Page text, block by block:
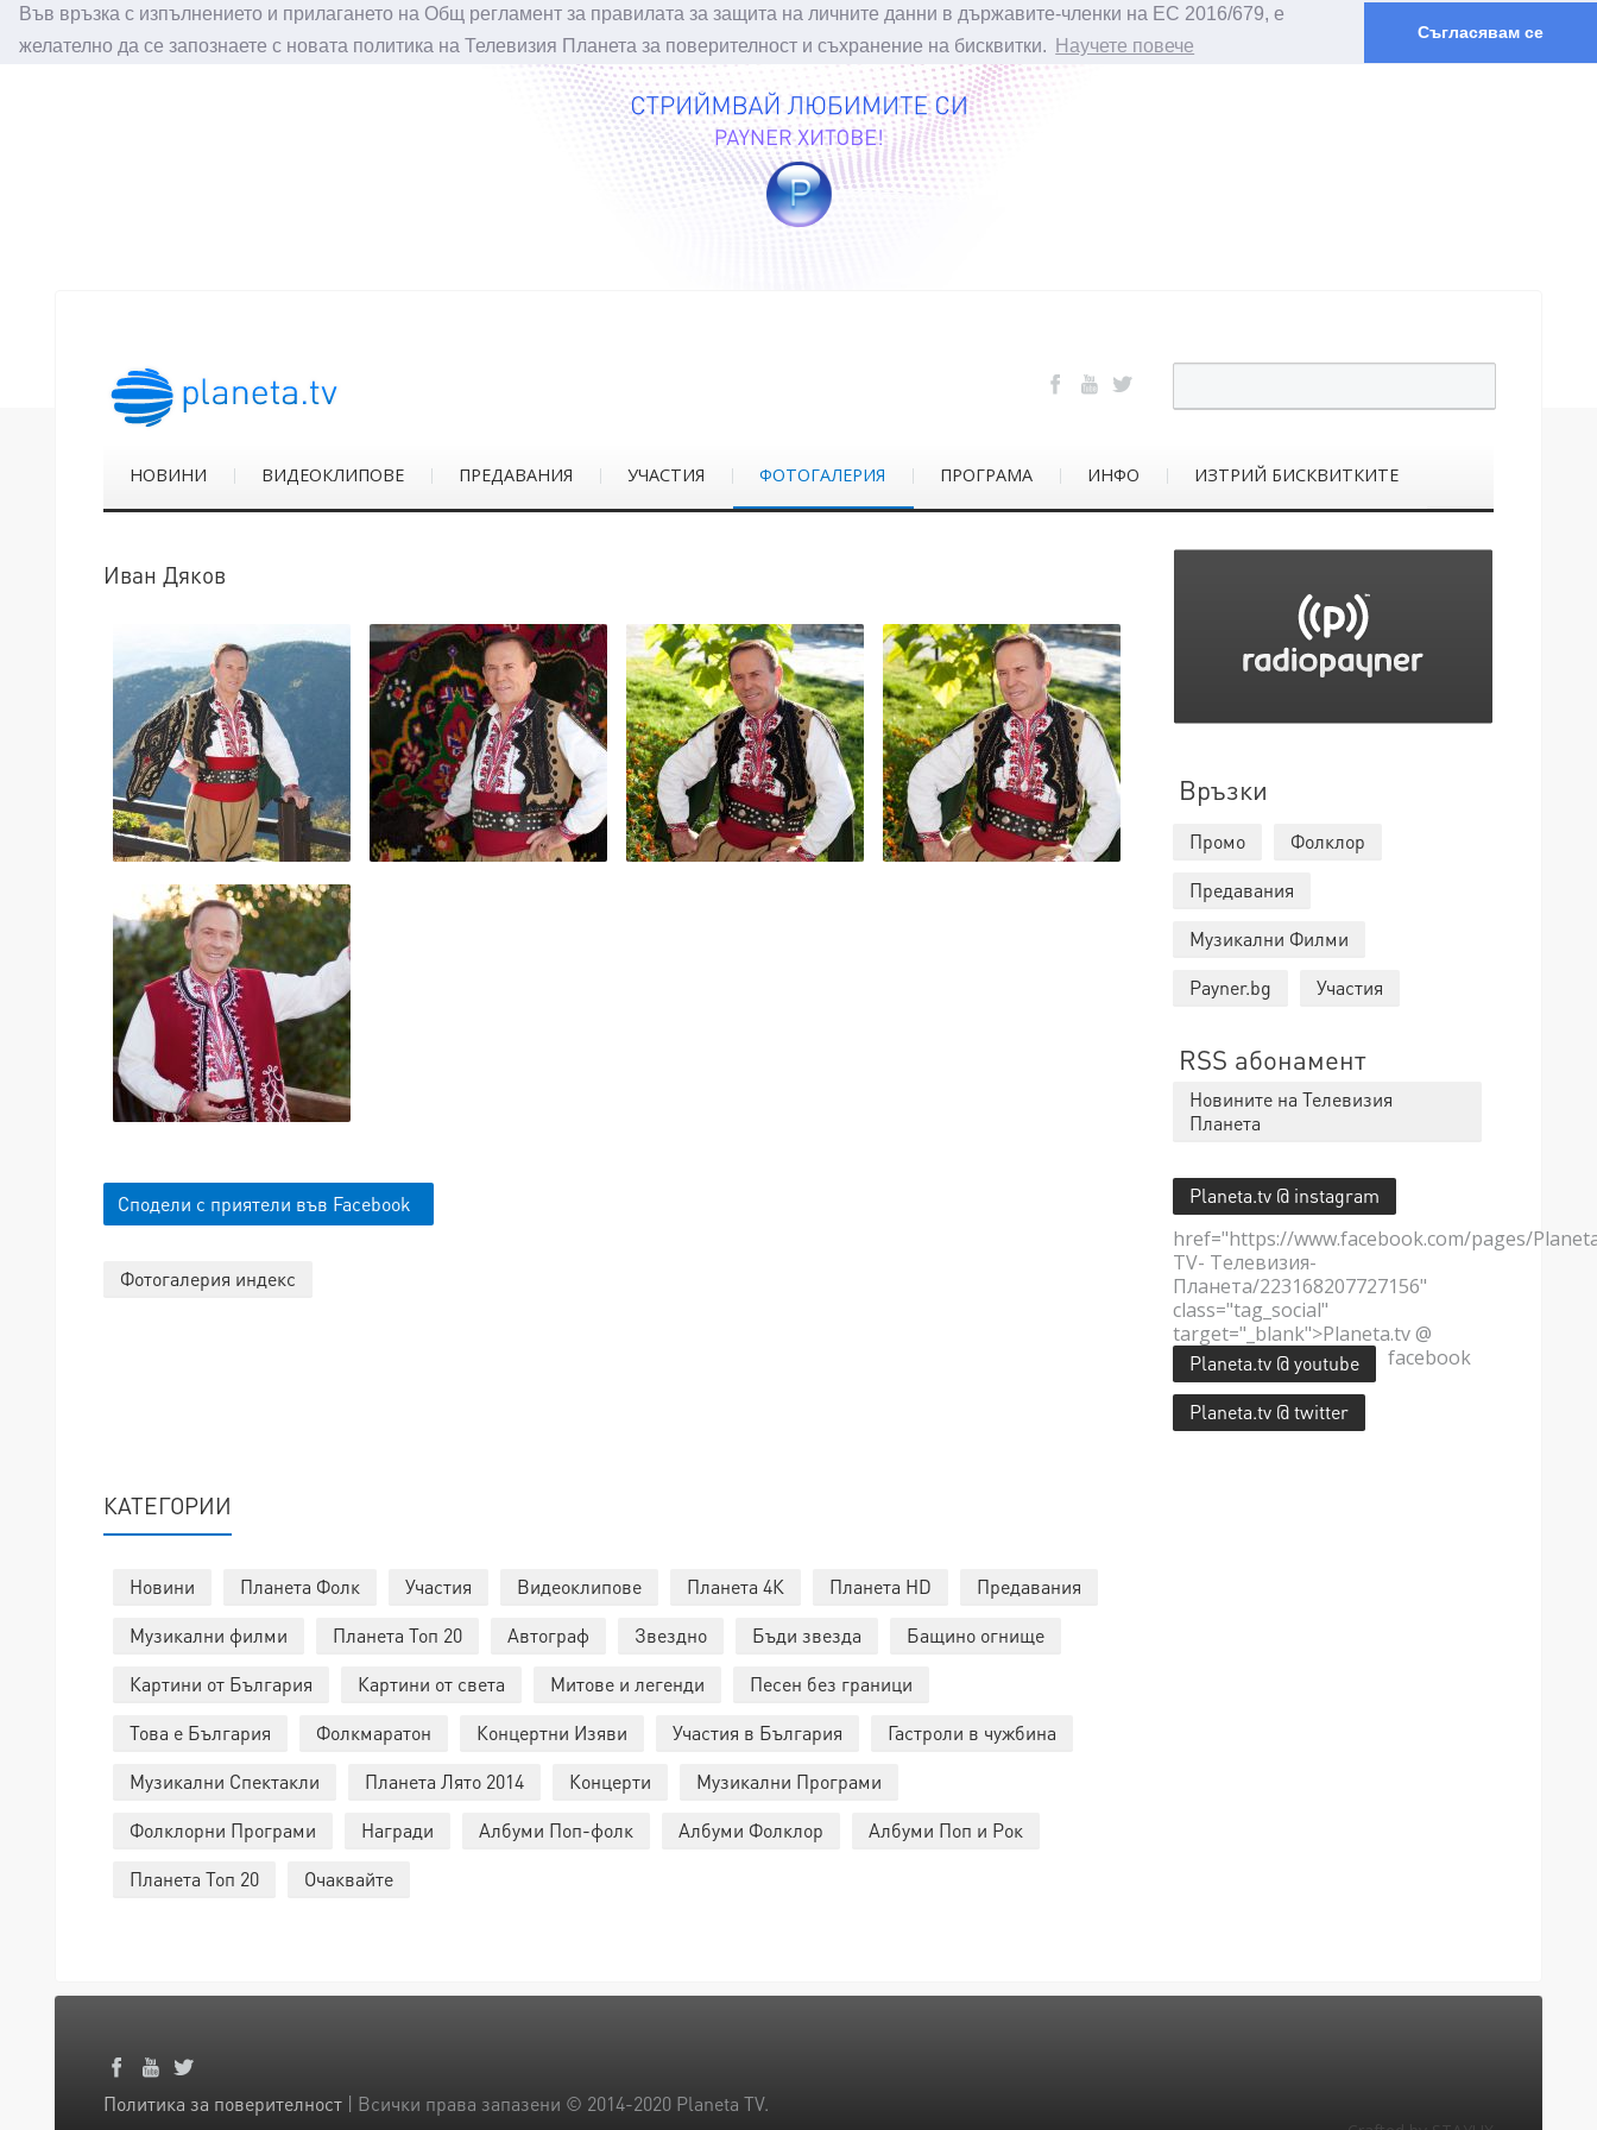
Във връзка с изпълнението и прилагането на Общ регламент за правилата за защита на личните данни в държавите-членки на ЕС 2016/679, е
желателно да се запознаете с новата политика на Телевизия Планета за поверителност и съхранение на бисквитки.
Научете повече
Съгласявам се
НОВИНИ ВИДЕОКЛИПОВЕ ПРЕДАВАНИЯ УЧАСТИЯ ФОТОГАЛЕРИЯ ПРОГРАМА ИНФО ИЗТРИЙ БИСКВИТКИТЕ
Иван Дяков
Сподели с приятели във Facebook
Фотогалерия индекс
Връзки
Промо
Фолклор
Предавания
Музикални Филми
Payner.bg
Участия
RSS абонамент
Новините на Телевизия
Планета
Planeta.tv @ instagram
href="https://www.facebook.com/pages/
TV- Телевизия-
Планета/223168207727156"
class="tag_social"
target="_blank">Planeta.tv @
facebook
Planeta.tv @ youtube
Planeta.tv @ twitter
КАТЕГОРИИ
Новини Планета Фолк Участия Видеоклипове Планета 4К Планета HD
Предавания
Музикални филми
Планета Топ 20 Автограф Звездно Бъди звезда
Бащино огнище
Картини от България
Картини от света Митове и легенди
Песен без граници
Това е България
Фолкмаратон Концертни Изяви Участия в България
Гастроли в чужбина
Музикални Спектакли
Планета Лято 2014 Концерти
Музикални Програми
Фолклорни Програми
Награди Албуми Поп-фолк Албуми Фолклор
Албуми Поп и Рок
Планета Топ 20
Очаквайте
Политика за поверителност | Всички права запазени © 2014-2020 Planeta TV.